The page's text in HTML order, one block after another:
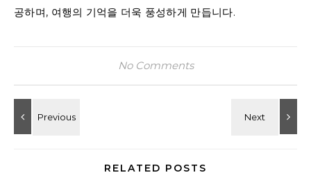
공하며, 여행의 기억을 더욱 풍성하게 만듭니다.
No Comments
RELATED POSTS